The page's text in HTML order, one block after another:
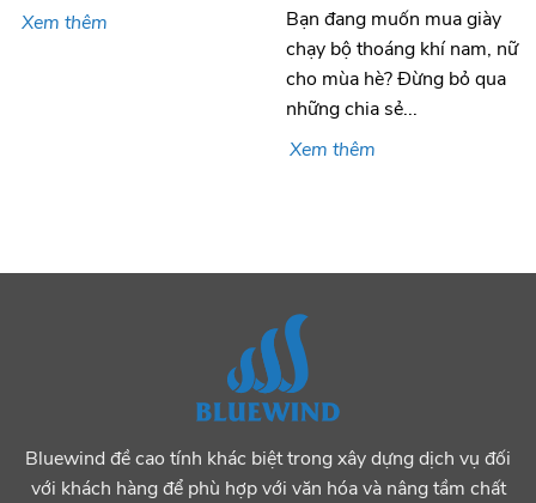
Xem thêm
Bạn đang muốn mua giày
chạy bộ thoáng khí nam, nữ
cho mùa hè? Đừng bỏ qua
những chia sẻ...
Xem thêm
Bluewind đề cao tính khác biệt trong xây dựng dịch vụ đối
với khách hàng để phù hợp với văn hóa và nâng tầm chất